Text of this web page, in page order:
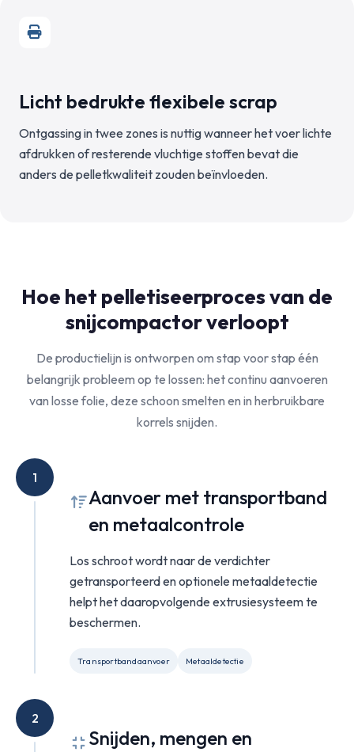
Licht bedrukte flexibele scrap
Ontgassing in twee zones is nuttig wanneer het voer lichte
afdrukken of resterende vluchtige stoffen bevat die
anders de pelletkwaliteit zouden beïnvloeden.
Hoe het pelletiseerproces van de
snijcompactor verloopt
De productielijn is ontworpen om stap voor stap één
belangrijk probleem op te lossen: het continu aanvoeren
van losse folie, deze schoon smelten en in herbruikbare
korrels snijden.
1
Aanvoer met transportband
en metaalcontrole
Los schroot wordt naar de verdichter
getransporteerd en optionele metaaldetectie
helpt het daaropvolgende extrusiesysteem te
beschermen.
Transportbandaanvoer Metaaldetectie
2
Snijden, mengen en